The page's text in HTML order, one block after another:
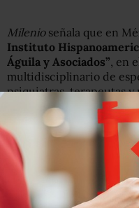
Milenioseñala que en
Instituto
Águila y Asociados”, en
multidisciplinario de
psiquiatras, terapeutas y
todo tipo de
financiera, que
tengan
Alejandro Águila,
América Latina e
atiende a ocho
logra erigir un proyecto